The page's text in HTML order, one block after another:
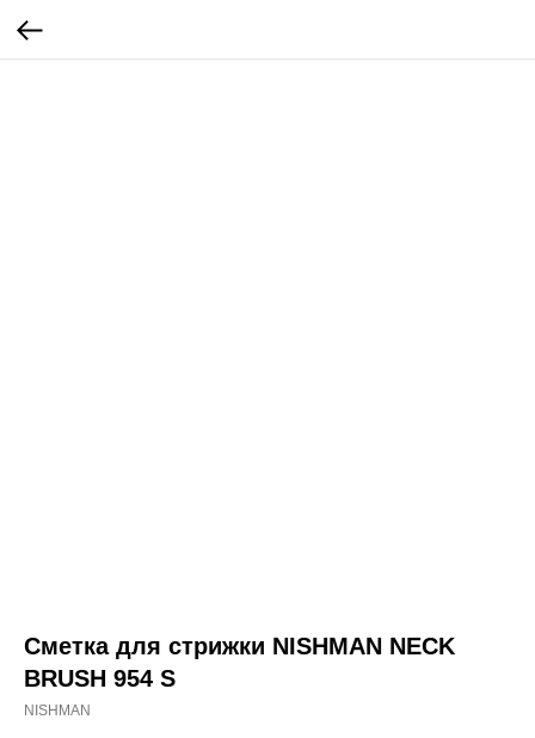
Сметка для стрижки NISHMAN NECK
BRUSH 954 S
NISHMAN